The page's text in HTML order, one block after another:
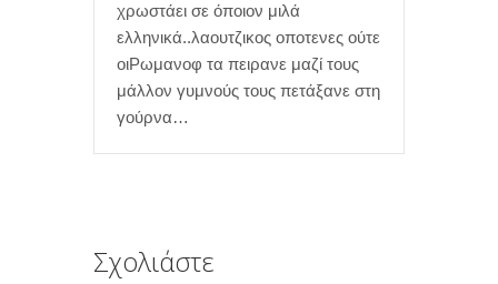
χρωστάει σε όποιον μιλά
ελληνικά..λαουτζικος οποτενες ούτε
οιΡωμανοφ τα πειρανε μαζί τους
μάλλον γυμνούς τους πετάξανε στη
γούρνα…
Σχολιάστε